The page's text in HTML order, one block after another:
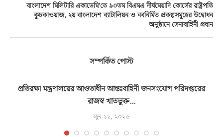
বাংলাদেশ মিলিটারি একাডেমি’তে ৯০তম বিএমএ দীর্ঘমেয়াদি কোর্সের রাষ্ট্রপতি
কুচকাওয়াজ, ২য় বাংলাদেশ ব্যাটালিয়ন ও নবনির্মিত প্রকল্পসমূহের উদ্বোধন
অনুষ্ঠানে সেনাবাহিনী প্রধান
সম্পর্কিত পোস্ট
প্রতিরক্ষা মন্ত্রণালয়ের আওতাধীন আন্তঃবাহিনী জনসংযোগ পরিদপ্তরের
রাজস্ব খাতভুক্ত...
জুন ১১, ২০২৬